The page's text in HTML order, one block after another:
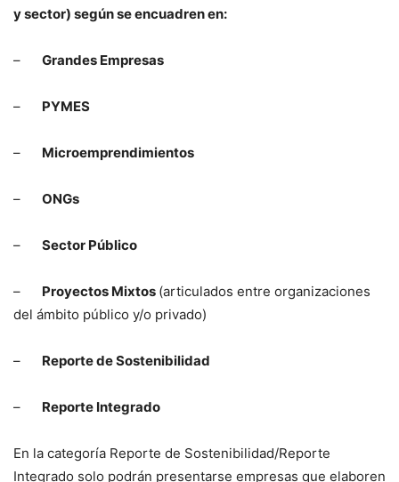
y sector) según se encuadren en:
– Grandes Empresas
– PYMES
– Microemprendimientos
– ONGs
– Sector Público
– Proyectos Mixtos (articulados entre organizaciones
del ámbito público y/o privado)
– Reporte de Sostenibilidad
– Reporte Integrado
En la categoría Reporte de Sostenibilidad/Reporte
Integrado solo podrán presentarse empresas que elaboren